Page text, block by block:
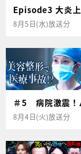
Episode3 大炎
8月5日(水)放送分
＃5 病院激震！
8月4日(火)放送分